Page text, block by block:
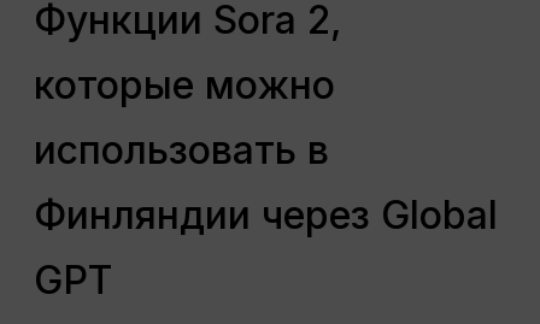
Функции Sora 2,
которые можно
использовать в
Финляндии через Global
GPT